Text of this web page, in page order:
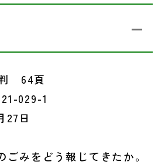
64頁
029-1
27日
ごみをどう報じてきたか。